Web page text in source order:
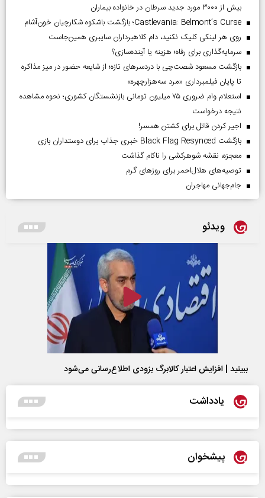
بیش از ۳۰۰۰ مورد جدید سرطان در خانواده بیماران
Castlevania: Belmont’s Curse؛ بازگشت باشکوه شکارچیان خون‌آشام
روی هر لینکی کلیک نکنید، دام کلاهبرداران سایبری همین‌جاست
سرمایه‌گذاری برای رفاه؛ هزینه یا آینده‌سازی؟
بازگشت مسعود شصت‌چی با دردسر‌های تازه؛ از شایعه حضور در میز مذاکره
تا پایان فیلمبرداری «مرد سه‌هزارچهره»
استعلام وام ضروری ۷۵ میلیون تومانی بازنشستگان کشوری؛ نحوه مشاهده
نتیجه درخواست
اجیر کردن قاتل برای کشتن همسر!
بازگشت Black Flag Resynced خبری جذاب برای دوستداران بازی
معجزه، نقشه شوهرکشی را ناکام گذاشت
توصیه‌های هلال‌احمر برای روز‌های گرم
جام‌جهانی مهاجران
ویدئو
ببینید | افزایش اعتبار کالابرگ بزودی اطلاع‌رسانی می‌شود
یادداشت
پیشخوان